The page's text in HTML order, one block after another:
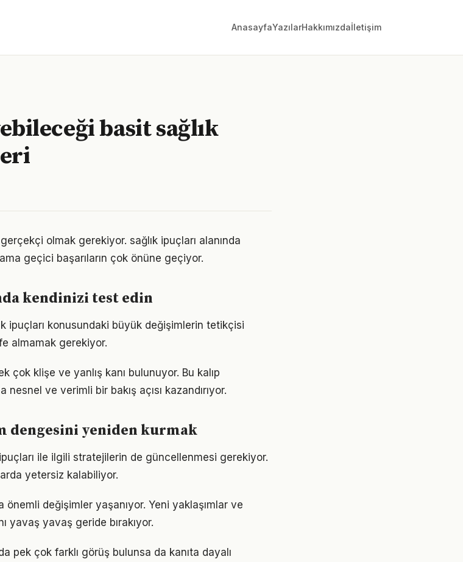
AnasayfaYazılarHakkımızdaİletişim
basit sağlık
olmak gerekiyor. sağlık ipuçları alanında
geçici başarıların çok önüne geçiyor.
kendinizi test edin
ipuçları konusundaki büyük değişimlerin tetikçisi
almamak gerekiyor.
çok klişe ve yanlış kanı bulunuyor. Bu kalıp
nesnel ve verimli bir bakış açısı kazandırıyor.
dengesini yeniden kurmak
ile ilgili stratejilerin de güncellenmesi gerekiyor.
yetersiz kalabiliyor.
önemli değişimler yaşanıyor. Yeni yaklaşımlar ve
yavaş yavaş geride bırakıyor.
pek çok farklı görüş bulunsa da kanıta dayalı